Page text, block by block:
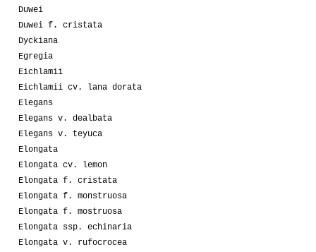
Duwei
Duwei f. cristata
Dyckiana
Egregia
Eichlamii
Eichlamii cv. lana dorata
Elegans
Elegans v. dealbata
Elegans v. teyuca
Elongata
Elongata cv. lemon
Elongata f. cristata
Elongata f. monstruosa
Elongata f. mostruosa
Elongata ssp. echinaria
Elongata v. rufocrocea